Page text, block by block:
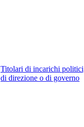
Titolari di incarichi
di direzione o di governo